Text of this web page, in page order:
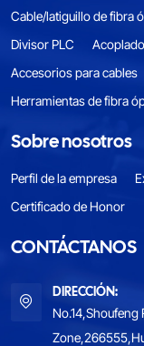
Cable/latiguillo de fibra
Divisor PLC
Accesorios para cables
Herramientas de fibra
Sobre nosotros
Perfil de la empresa
Certificado de Honor
CONTÁCTANOS
DIRECCIÓN:
No.14,Shoufeng